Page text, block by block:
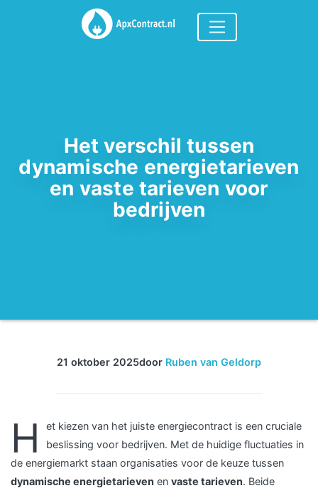
Het verschil tussen
dynamische energietarieven
en vaste tarieven voor
bedrijven
21 oktober 2025door Ruben van Geldorp
H
et kiezen van het juiste energiecontract is een cruciale
beslissing voor bedrijven. Met de huidige fluctuaties in
de energiemarkt staan organisaties voor de keuze tussen
dynamische energietarieven en vaste tarieven. Beide